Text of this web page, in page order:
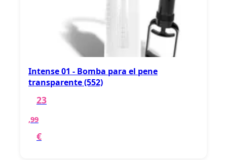
Intense 01 - Bomba para el pene
transparente (552)
23
,99
€